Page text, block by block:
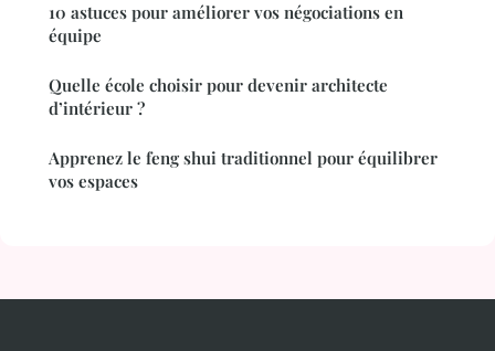
10 astuces pour améliorer vos négociations en
équipe
Quelle école choisir pour devenir architecte
d’intérieur ?
Apprenez le feng shui traditionnel pour équilibrer
vos espaces